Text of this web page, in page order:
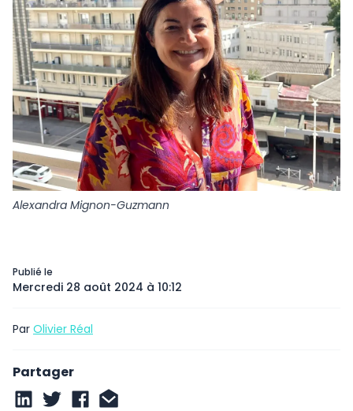
Publié le
Mercredi 28 août 2024 à 10:12
Par Olivier Réal
Partager
Alexandra Mignon-Guzmann